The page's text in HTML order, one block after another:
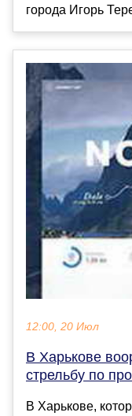
города Игорь
12:00, 20 Июл
В Харькове
стрельбу по
В Харькове,